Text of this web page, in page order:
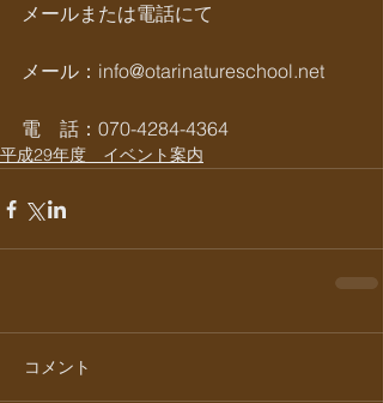
メールまたは電話にて
メール：info@otarinatureschool.net
電　話：070-4284-4364
平成29年度 イベント案内
コメント